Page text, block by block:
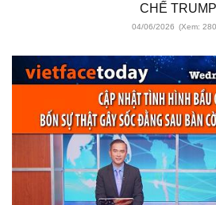
CHẾ TRUMP
04/06/2026 (Xem: